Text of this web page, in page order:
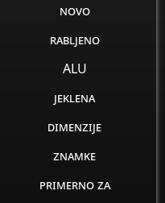
novo
rabljeno
ALU
jeklena
dimenzije
znamke
primerno za